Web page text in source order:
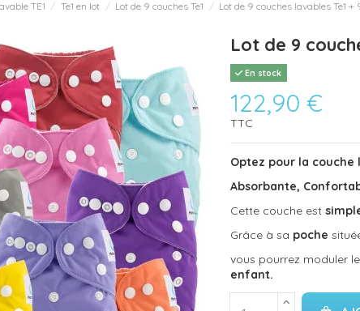
TE1 Te1 en lot Lot de 9 couches Te1 Lot de 9 couches lavables Te1
Lot de 9
En stock
122,90 €
TTC
Optez pour la couche
Absorbante,
Cette couche est
Grâce à sa poche
vous pourrez moduler
enfant.